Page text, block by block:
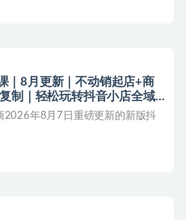
｜8月更新｜不动销起店+商
制｜轻松玩转抖音小店全域
2026年8月7日重磅更新的新版抖